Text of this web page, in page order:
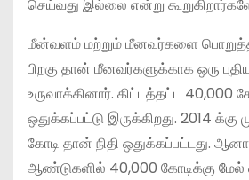
செய்வது இல்லை என்று
மீன்வளம் மற்றும் மீனவர்களை
பிறகு தான் மீனவர்களுக்காக ஒரு
உருவாக்கினார். கிட்டத்தட்ட 40,000
ஒதுக்கப்பட்டு இருக்கிறது. 2014 க்கு
கோடி தான் நிதி ஒதுக்கப்பட்டது.
ஆண்டுகளில் 40,000 கோடிக்கு மேல்